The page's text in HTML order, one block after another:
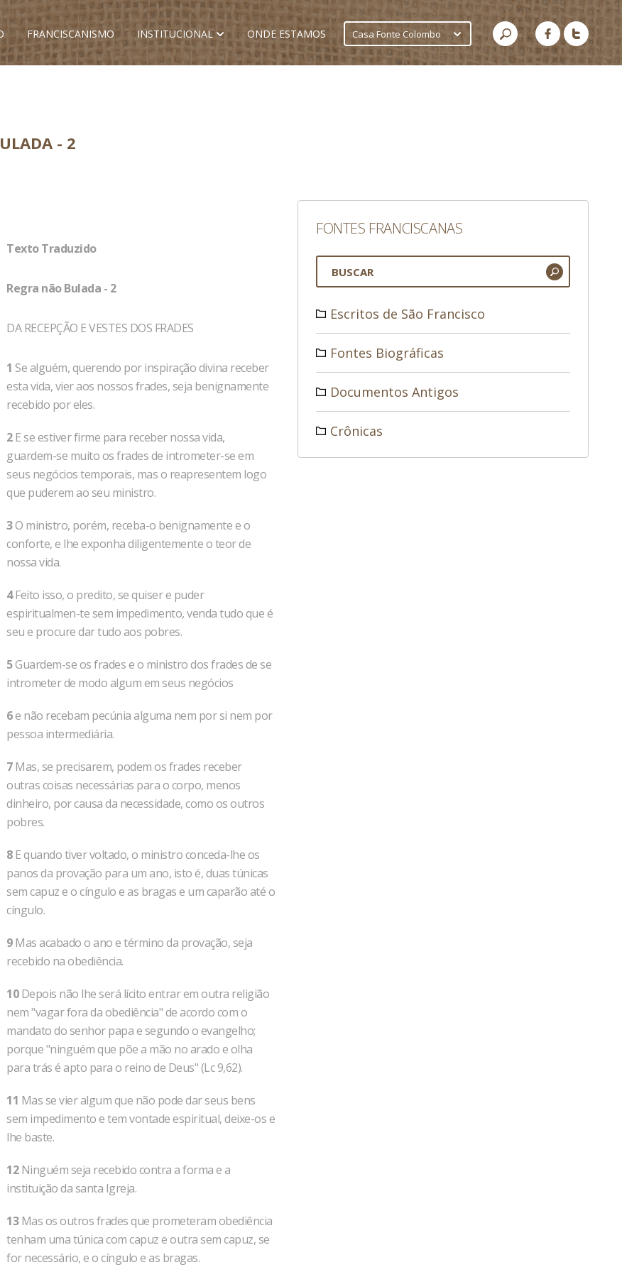
FRANCISCANISMO INSTITUCIONAL ONDE ESTAMOS Casa Fonte Colombo
- 2
Texto Traduzido
Regra não Bulada - 2
DA RECEPÇÃO E VESTES DOS FRADES
1 Se alguém, querendo por inspiração divina receber
esta vida, vier aos nossos frades, seja benignamente
recebido por eles.
2E se estiver firme para receber nossa vida,
guardem-se muito os frades de intrometer-se em
seus negócios temporais, mas o reapresentem logo
que puderem ao seu ministro.
3O ministro, porém, receba-o benignamente e o
conforte, e lhe exponha diligentemente o teor de
nossa vida.
4Feito isso, o predito, se quiser e puder
espiritualmen-te sem impedimento, venda tudo que é
seu e procure dar tudo aos pobres.
5Guardem-se os frades e o ministro dos frades de se
intrometer de modo algum em seus negócios
6e não recebam pecúnia alguma nem por si nem por
pessoa intermediária.
7Mas, se precisarem, podem os frades receber
outras coisas necessárias para o corpo, menos
dinheiro, por causa da necessidade, como os outros
pobres.
8E quando tiver voltado, o ministro conceda-lhe os
panos da provação para um ano, isto é, duas túnicas
sem capuz e o cíngulo e as bragas e um caparão até o
cíngulo.
9Mas acabado o ano e término da provação, seja
recebido na obediência.
10Depois não lhe será lícito entrar em outra religião
nem "vagar fora da obediência" de acordo com o
mandato do senhor papa e segundo o evangelho;
porque "ninguém que põe a mão no arado e olha
para trás é apto para o reino de Deus" (Lc 9,62).
11 Mas se vier algum que não pode dar seus bens
sem impedimento e tem vontade espiritual, deixe-os e
lhe baste.
12Ninguém seja recebido contra a forma e a
instituição da santa Igreja.
13Mas os outros frades que prometeram obediência
tenham uma túnica com capuz e outra sem capuz, se
for necessário, e o cíngulo e as bragas.
FONTES FRANCISCANAS
Escritos de São Francisco
Fontes Biográficas
Documentos Antigos
Crônicas